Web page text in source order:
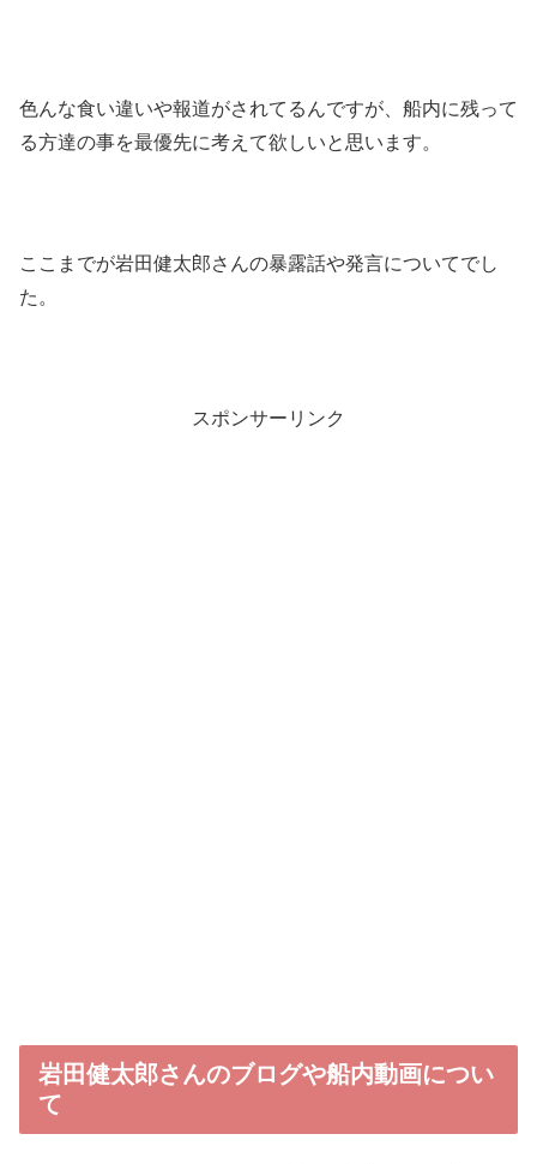
色んな食い違いや報道がされてるんですが、船内に残って
る方達の事を最優先に考えて欲しいと思います。
ここまでが岩田健太郎さんの暴露話や発言についてでし
た。
スポンサーリンク
岩田健太郎さんのブログや船内動画につい
て